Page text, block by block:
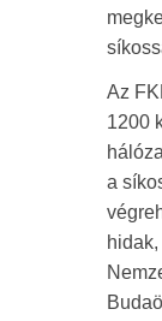
Az
1200
a